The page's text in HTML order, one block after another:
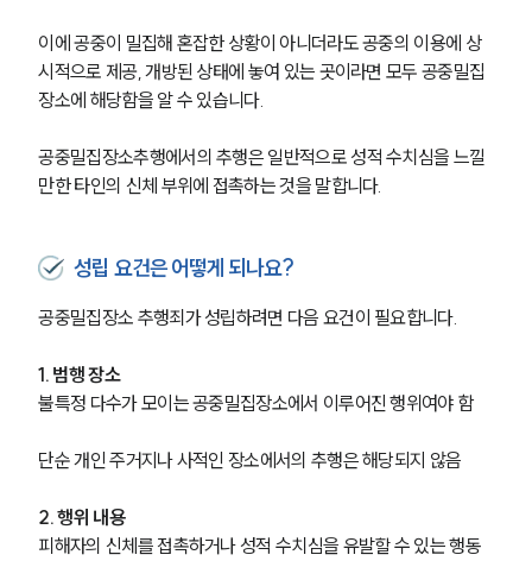
이에 공중이 밀집해 혼잡한 상황이 아니더라도 공중의 이용에 상
시적으로 제공, 개방된 상태에 놓여 있는 곳이라면 모두 공중밀집
장소에 해당함을 알 수 있습니다.
공중밀집장소추행에서의 추행은 일반적으로 성적 수치심을 느낄
만한 타인의 신체 부위에 접촉하는 것을 말합니다.
성립 요건은 어떻게 되나요?
공중밀집장소 추행죄가 성립하려면 다음 요건이 필요합니다.
1. 범행 장소
불특정 다수가 모이는 공중밀집장소에서 이루어진 행위여야 함
단순 개인 주거지나 사적인 장소에서의 추행은 해당되지 않음
2. 행위 내용
피해자의 신체를 접촉하거나 성적 수치심을 유발할 수 있는 행동